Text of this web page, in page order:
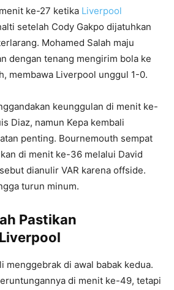
ke-27 ketika Liverpool
setelah Cody Gakpo dijatuhkan
Mohamed Salah maju
dengan tenang mengirim bola ke
membawa Liverpool unggul 1-0.
keunggulan di menit ke-
Diaz, namun Kepa kembali
penting. Bournemouth sempat
di menit ke-36 melalui David
dianulir VAR karena offside.
turun minum.
Pastikan
menggebrak di awal babak kedua.
di menit ke-49, tetapi